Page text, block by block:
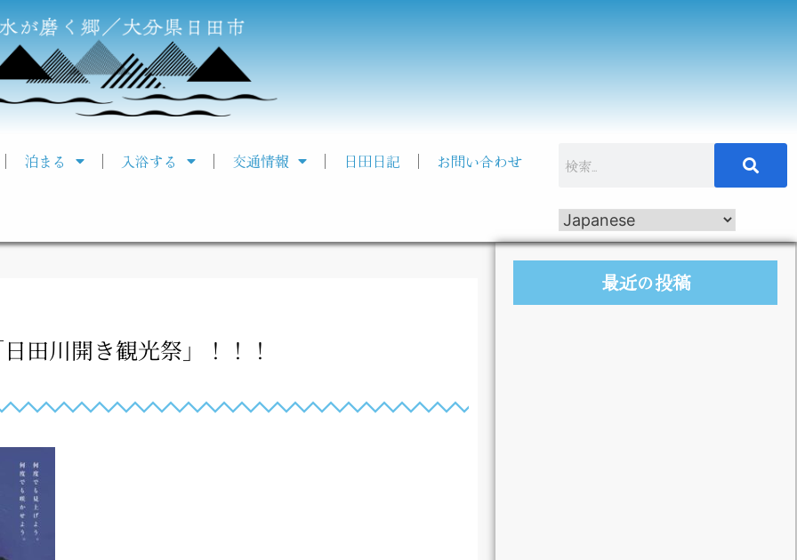
泊まる 入浴する 交通情報 日田日記 お問い合わせ
田川開き観光祭」！！！
最近の投稿